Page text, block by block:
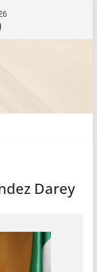
Darey